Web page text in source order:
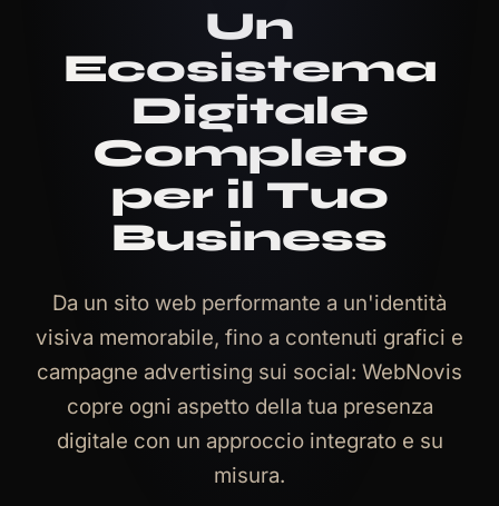
Un
Ecosistema
Digitale
Completo
per il Tuo
Business
Da un sito web performante a un'identità
visiva memorabile, fino a contenuti grafici e
campagne advertising sui social: WebNovis
copre ogni aspetto della tua presenza
digitale con un approccio integrato e su
misura.